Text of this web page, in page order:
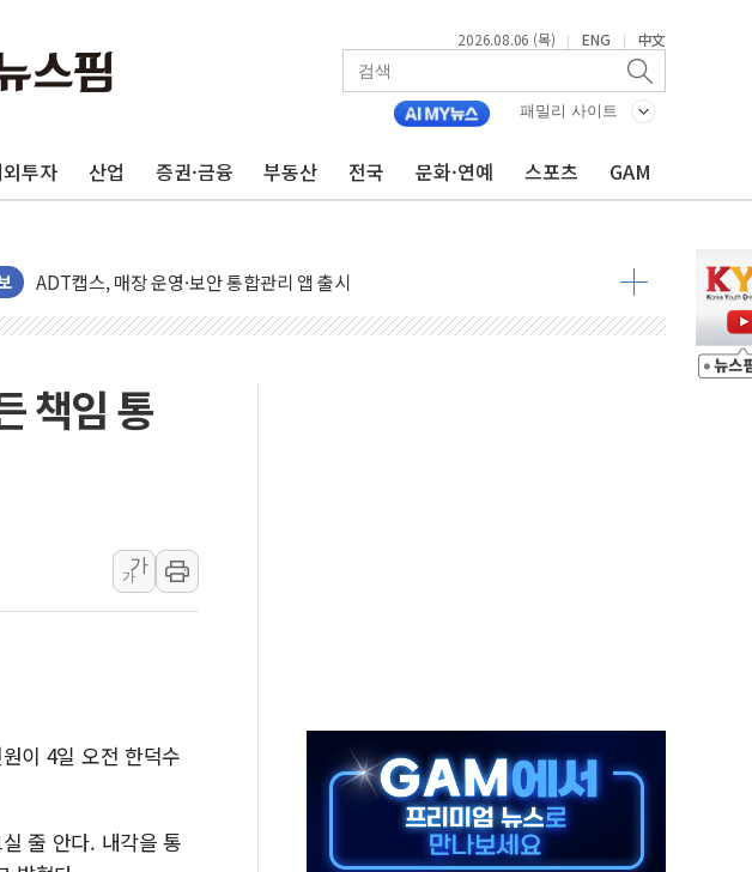
2026.08.06 (목) | ENG | 中文
패밀리 사이트
투자 산업 증권·금융 부동산 전국 문화·연예 스포츠 GAM
반도체 대형주 급락에 코스피 4%↓…매도 사이드카 발동
카카오뱅크 '모임통장'의 락인 효과, '모임주' 이자 기여도 일반 2배
ADT캡스, 매장 운영·보안 통합관리 앱 출시
환율 100원 빠지면 현대차 영업익 2.2조 증발...하반기 '환율 역풍' 우려
카카오, 'AI 수익화' 내년 상반기부터 본격화
일 안 하고 '초과근무 수당' 챙긴 경찰관 2명 송치
토마토시스템 조길주·이강찬 대표, 자사주 매수
美중간선거 '색깔론' 덧씌우는 트럼프...당내선 "안 먹힌다" 균열
보훈부, 내년 워싱턴서 첫 '국제보훈컨퍼런스'… 한미동맹 상징성 부각
정점식, '부산 돌려차기' 부적절 발언 논란 사과…"재발 방지 모든 조치"
책임 통
가
가
이 4일 오전 한덕수
줄 안다. 내각을 통